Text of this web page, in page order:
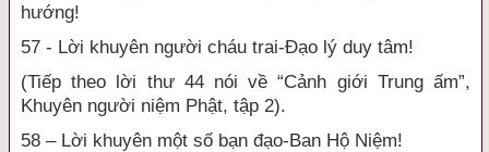
hướng!
57 - Lời khuyên người cháu trai-Đạo lý duy tâm!
(Tiếp theo lời thư 44 nói về “Cảnh giới Trung ấm”,
Khuyên người niệm Phật, tập 2).
58 – Lời khuyên một số bạn đạo-Ban Hộ Niệm!